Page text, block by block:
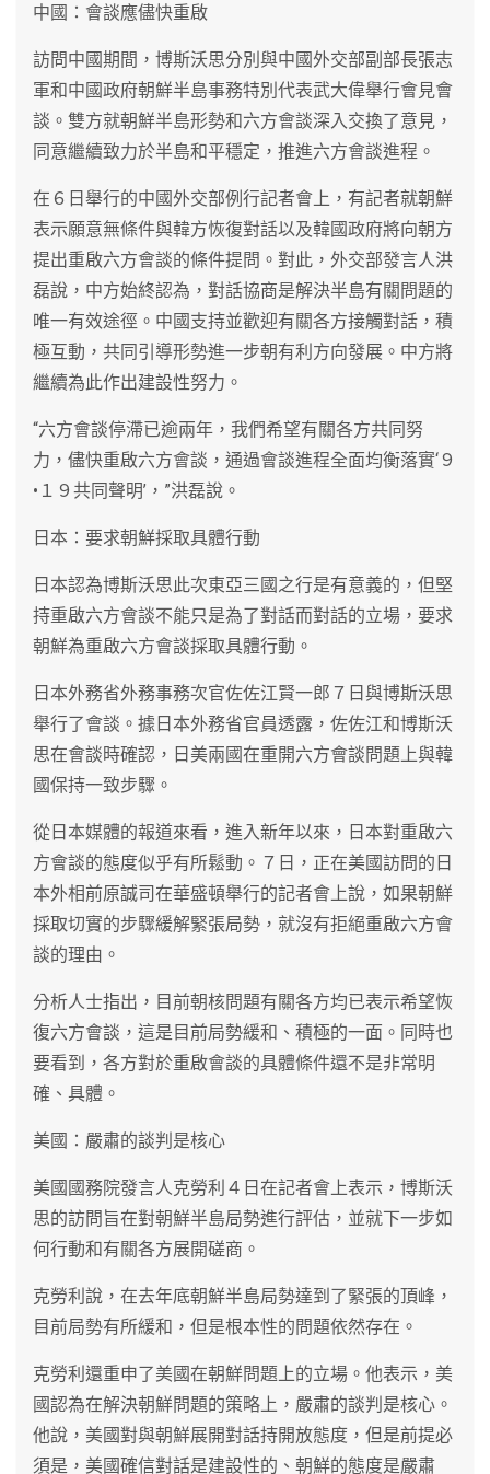
中國：會談應儘快重啟
訪問中國期間，博斯沃思分別與中國外交部副部長張志
軍和中國政府朝鮮半島事務特別代表武大偉舉行會見會
談。雙方就朝鮮半島形勢和六方會談深入交換了意見，
同意繼續致力於半島和平穩定，推進六方會談進程。
在６日舉行的中國外交部例行記者會上，有記者就朝鮮
表示願意無條件與韓方恢復對話以及韓國政府將向朝方
提出重啟六方會談的條件提問。對此，外交部發言人洪
磊說，中方始終認為，對話協商是解決半島有關問題的
唯一有效途徑。中國支持並歡迎有關各方接觸對話，積
極互動，共同引導形勢進一步朝有利方向發展。中方將
繼續為此作出建設性努力。
“六方會談停滯已逾兩年，我們希望有關各方共同努
力，儘快重啟六方會談，通過會談進程全面均衡落實‘９
•１９共同聲明’，”洪磊說。
日本：要求朝鮮採取具體行動
日本認為博斯沃思此次東亞三國之行是有意義的，但堅
持重啟六方會談不能只是為了對話而對話的立場，要求
朝鮮為重啟六方會談採取具體行動。
日本外務省外務事務次官佐佐江賢一郎７日與博斯沃思
舉行了會談。據日本外務省官員透露，佐佐江和博斯沃
思在會談時確認，日美兩國在重開六方會談問題上與韓
國保持一致步驟。
從日本媒體的報道來看，進入新年以來，日本對重啟六
方會談的態度似乎有所鬆動。７日，正在美國訪問的日
本外相前原誠司在華盛頓舉行的記者會上說，如果朝鮮
採取切實的步驟緩解緊張局勢，就沒有拒絕重啟六方會
談的理由。
分析人士指出，目前朝核問題有關各方均已表示希望恢
復六方會談，這是目前局勢緩和、積極的一面。同時也
要看到，各方對於重啟會談的具體條件還不是非常明
確、具體。
美國：嚴肅的談判是核心
美國國務院發言人克勞利４日在記者會上表示，博斯沃
思的訪問旨在對朝鮮半島局勢進行評估，並就下一步如
何行動和有關各方展開磋商。
克勞利說，在去年底朝鮮半島局勢達到了緊張的頂峰，
目前局勢有所緩和，但是根本性的問題依然存在。
克勞利還重申了美國在朝鮮問題上的立場。他表示，美
國認為在解決朝鮮問題的策略上，嚴肅的談判是核心。
他說，美國對與朝鮮展開對話持開放態度，但是前提必
須是，美國確信對話是建設性的、朝鮮的態度是嚴肅